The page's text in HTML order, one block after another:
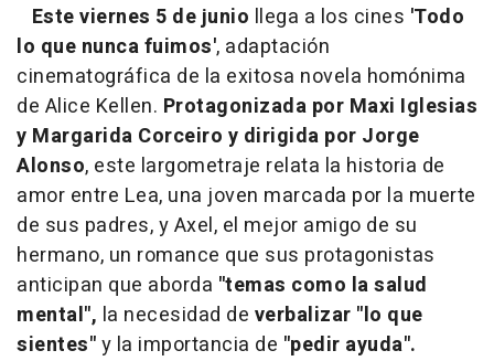
Este viernes 5 de junio llega a los cines 'Todo
lo que nunca fuimos', adaptación
cinematográfica de la exitosa novela homónima
de Alice Kellen. Protagonizada por Maxi Iglesias
y Margarida Corceiro y dirigida por Jorge
Alonso, este largometraje relata la historia de
amor entre Lea, una joven marcada por la muerte
de sus padres, y Axel, el mejor amigo de su
hermano, un romance que sus protagonistas
anticipan que aborda "temas como la salud
mental", la necesidad de verbalizar "lo que
sientes"y la importancia de "pedir ayuda".